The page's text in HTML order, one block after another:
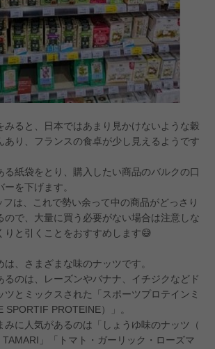
みると、日本ではあまり見かけないような穀
あり、フランスの食卓が少し見えるようです
る紙袋をとり、購入したい商品のバルクの口
を下げます。
は、これで勢い余って中の商品がどっさり
ので、大量に買う必要がない場合は注意しな
りと引くことをおすすめします😅
、さまざまな味のナッツです。
るのは、レーズンやバナナ、イチジクなどド
ツとミックスされた「スポーツプロテインミ
SPORTIF PROTEINE）」。
みに人気があるのは「しょうゆ味のナッツ（
TAMARI」「トマト・ガーリック・ローズマ